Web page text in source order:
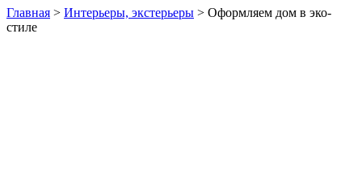
Главная > Интерьеры, экстерьеры > Оформляем дом в эко-
стиле